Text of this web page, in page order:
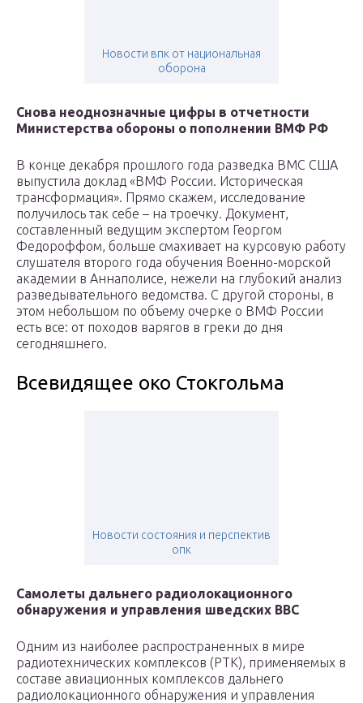
Новости впк от национальная
оборона
Снова неоднозначные цифры в отчетности
Министерства обороны о пополнении ВМФ РФ
В конце декабря прошлого года разведка ВМС США
выпустила доклад «ВМФ России. Историческая
трансформация». Прямо скажем, исследование
получилось так себе – на троечку. Документ,
составленный ведущим экспертом Георгом
Федороффом, больше смахивает на курсовую работу
слушателя второго года обучения Военно-морской
академии в Аннаполисе, нежели на глубокий анализ
разведывательного ведомства. С другой стороны, в
этом небольшом по объему очерке о ВМФ России
есть все: от походов варягов в греки до дня
сегодняшнего.
Всевидящее око Стокгольма
Новости состояния и перспектив
опк
Самолеты дальнего радиолокационного
обнаружения и управления шведских ВВС
Одним из наиболее распространенных в мире
радиотехнических комплексов (РТК), применяемых в
составе авиационных комплексов дальнего
радиолокационного обнаружения и управления